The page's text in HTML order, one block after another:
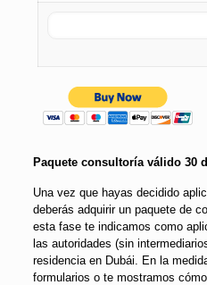
Paquete consultoría válido 30
Una vez que hayas decidido
deberás adquirir un paquete de
esta fase te indicamos como
las autoridades (sin
residencia en Dubái. En la
formularios o te mostramos